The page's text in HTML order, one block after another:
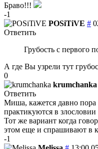
Браво!!!
-1
POSiTiVE #
Ответить
Грубость с первого
А где Вы узрели тут
0
krumchanka
Ответить
Миша, кажется давно пора
практикуются в
Тот же вариант когда
этом еще и спрашивают в
-1